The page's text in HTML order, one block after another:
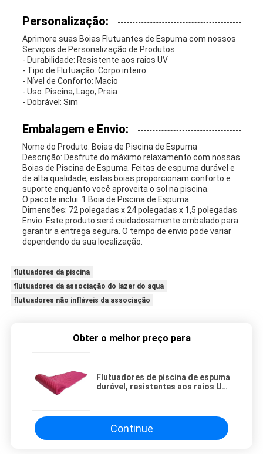
Personalização:
Aprimore suas Boias Flutuantes de Espuma com nossos
Serviços de Personalização de Produtos:
- Durabilidade: Resistente aos raios UV
- Tipo de Flutuação: Corpo inteiro
- Nível de Conforto: Macio
- Uso: Piscina, Lago, Praia
- Dobrável: Sim
Embalagem e Envio:
Nome do Produto: Boias de Piscina de Espuma
Descrição: Desfrute do máximo relaxamento com nossas
Boias de Piscina de Espuma. Feitas de espuma durável e
de alta qualidade, estas boias proporcionam conforto e
suporte enquanto você aproveita o sol na piscina.
O pacote inclui: 1 Boia de Piscina de Espuma
Dimensões: 72 polegadas x 24 polegadas x 1,5 polegadas
Envio: Este produto será cuidadosamente embalado para
garantir a entrega segura. O tempo de envio pode variar
dependendo da sua localização.
flutuadores da piscina
flutuadores da associação do lazer do aqua
flutuadores não infláveis da associação
Obter o melhor preço para
Flutuadores de piscina de espuma
durável, resistentes aos raios UV
Continue